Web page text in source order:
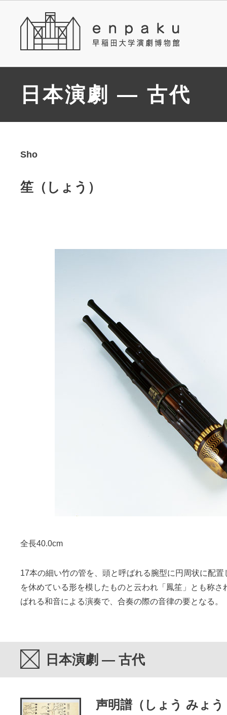
日本演劇 — 古代
Sho
笙（しょう）
全長40.0cm
17本の細い竹の管を、頭と呼ばれる腕型に円周状に配
を休めている形を模したものと云われ「鳳笙」とも称さ
ばれる和音による演奏で、合奏の際の音律の要となる。
日本演劇 — 古代
声明譜（しょう みょう